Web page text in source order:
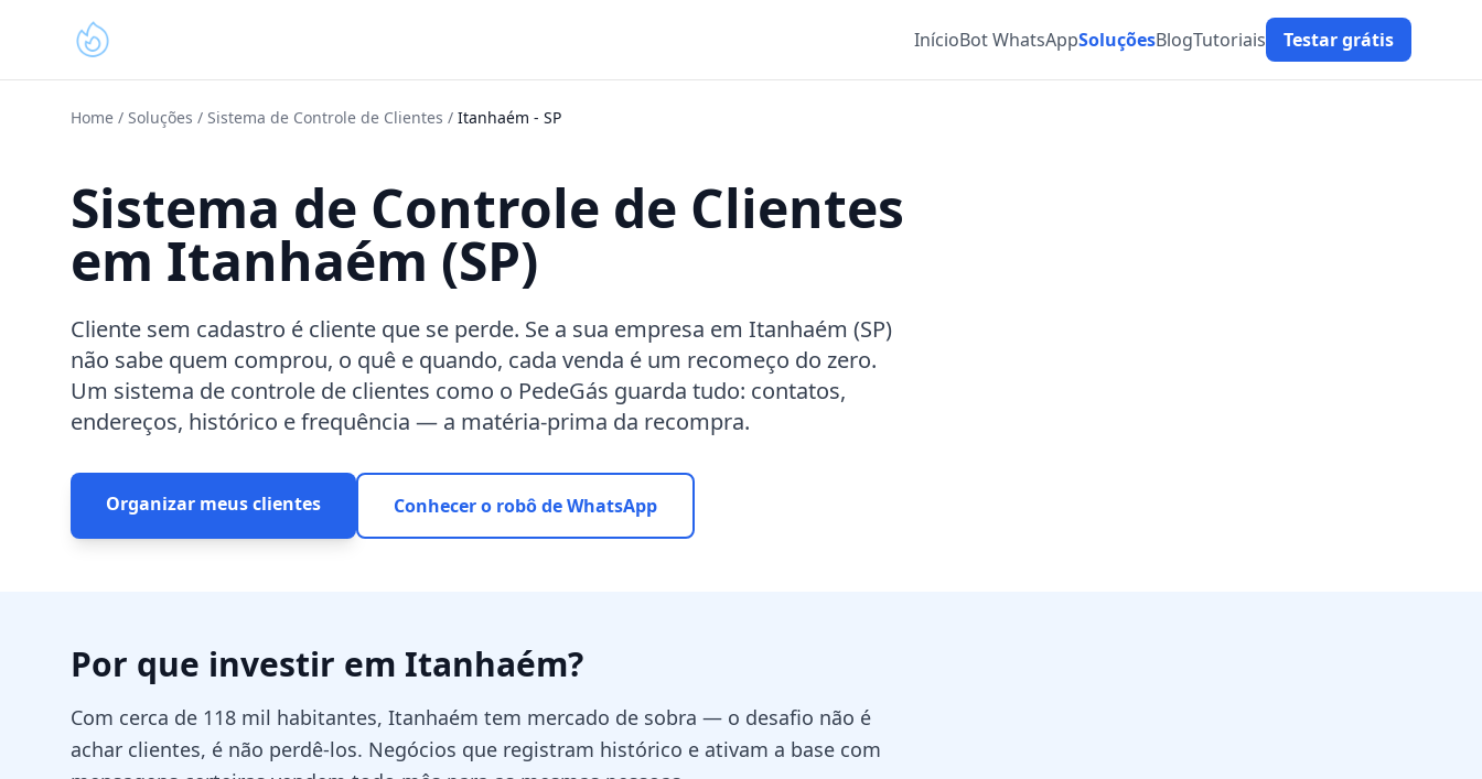
InícioBot WhatsAppSoluçõesBlogTutoriais Testar grátis
Home / Soluções / Sistema de Controle de Clientes / Itanhaém - SP
Sistema de Controle de Clientes
em Itanhaém (SP)
Cliente sem cadastro é cliente que se perde. Se a sua empresa em Itanhaém (SP)
não sabe quem comprou, o quê e quando, cada venda é um recomeço do zero.
Um sistema de controle de clientes como o PedeGás guarda tudo: contatos,
endereços, histórico e frequência — a matéria-prima da recompra.
Organizar meus clientes Conhecer o robô de WhatsApp
Por que investir em Itanhaém?
Com cerca de 118 mil habitantes, Itanhaém tem mercado de sobra — o desafio não é
achar clientes, é não perdê-los. Negócios que registram histórico e ativam a base com